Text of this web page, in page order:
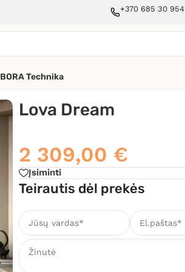
+370 685 30 954
BORA Technika
Lova Dream
2 309,00 €
Įsiminti
Teirautis dėl prekės